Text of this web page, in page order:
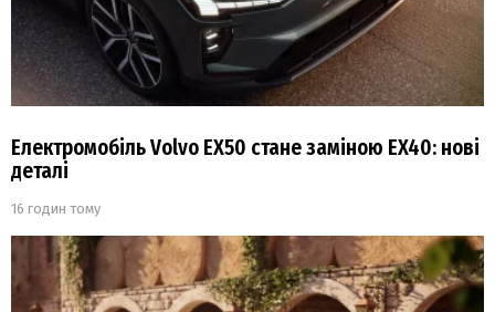
Електромобіль Volvo EX50 стане заміною EX40: нові
деталі
16 годин тому